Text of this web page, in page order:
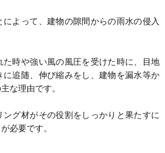
よって、建物の隙間からの雨水の侵入
た時や強い風の風圧を受けた時に、目地
に追随、伸び縮みをし、建物を漏水等か
な理由です。
グ材がその役割をしっかりと果たすに
必要です。